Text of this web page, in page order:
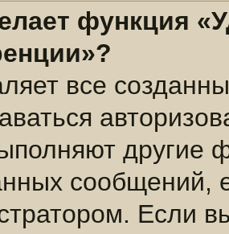
функция
все
другие
сообщений,
Если